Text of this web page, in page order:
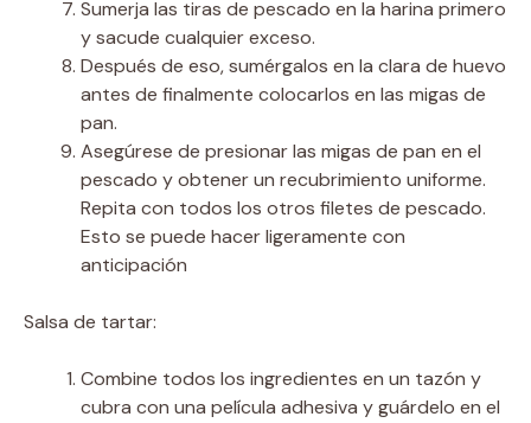
Sumerja las tiras de pescado en la harina primero
y sacude cualquier exceso.
Después de eso, sumérgalos en la clara de huevo
antes de finalmente colocarlos en las migas de
pan.
Asegúrese de presionar las migas de pan en el
pescado y obtener un recubrimiento uniforme.
Repita con todos los otros filetes de pescado.
Esto se puede hacer ligeramente con
anticipación
Salsa de tartar:
Combine todos los ingredientes en un tazón y
cubra con una película adhesiva y guárdelo en el